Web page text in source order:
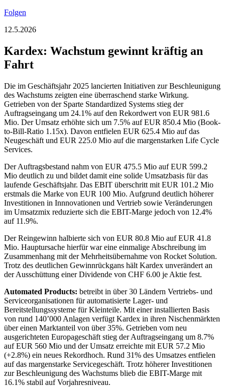
Folgen
12.5.2026
Kardex: Wachstum gewinnt kräftig an
Fahrt
Die im Geschäftsjahr 2025 lancierten Initiativen zur Beschleunigung
des Wachstums zeigten eine überraschend starke Wirkung.
Getrieben von der Sparte Standardized Systems stieg der
Auftragseingang um 24.1% auf den Rekordwert von EUR 981.6
Mio. Der Umsatz erhöhte sich um 7.5% auf EUR 850.4 Mio (Book-
to-Bill-Ratio 1.15x). Davon entfielen EUR 625.4 Mio auf das
Neugeschäft und EUR 225.0 Mio auf die margenstarken Life Cycle
Services.
Der Auftragsbestand nahm von EUR 475.5 Mio auf EUR 599.2
Mio deutlich zu und bildet damit eine solide Umsatzbasis für das
laufende Geschäftsjahr. Das EBIT überschritt mit EUR 101.2 Mio
erstmals die Marke von EUR 100 Mio. Aufgrund deutlich höherer
Investitionen in Innnovationen und Vertrieb sowie Veränderungen
im Umsatzmix reduzierte sich die EBIT-Marge jedoch von 12.4%
auf 11.9%.
Der Reingewinn halbierte sich von EUR 80.8 Mio auf EUR 41.8
Mio. Hauptursache hierfür war eine einmalige Abschreibung im
Zusammenhang mit der Mehrheitsübernahme von Rocket Solution.
Trotz des deutlichen Gewinnrückgans hält Kardex unverändert an
der Ausschüttung einer Dividende von CHF 6.00 je Aktie fest.
Automated Products: betreibt in über 30 Ländern Vertriebs- und
Serviceorganisationen für automatisierte Lager- und
Bereitstellungssysteme für Kleinteile. Mit einer installierten Basis
von rund 140’000 Anlagen verfügt Kardex in ihren Nischenmärkten
über einen Marktanteil von über 35%. Getrieben vom neu
ausgerichteten Europageschäft stieg der Auftragseingang um 8.7%
auf EUR 560 Mio und der Umsatz erreichte mit EUR 57.2 Mio
(+2.8%) ein neues Rekordhoch. Rund 31% des Umsatzes entfielen
auf das margenstarke Servicegeschäft. Trotz höherer Investitionen
zur Beschleunigung des Wachstums blieb die EBIT-Marge mit
16.1% stabil auf Vorjahresniveau.